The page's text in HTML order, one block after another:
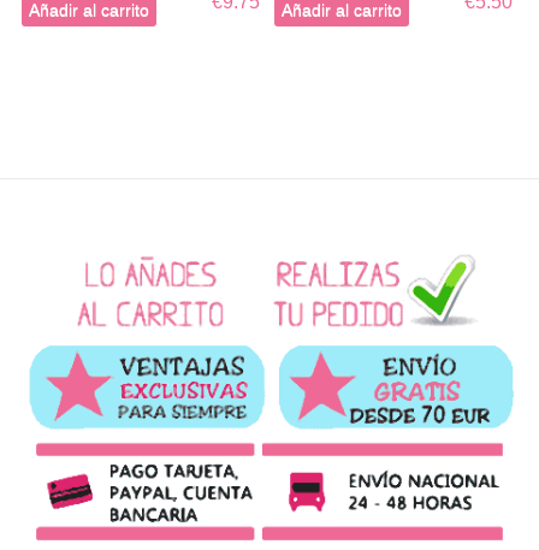
Añadir al carrito Añadir al carrito